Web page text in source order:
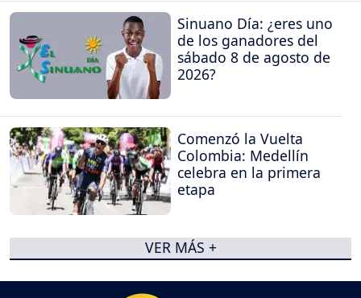
Sinuano Día: ¿eres uno
de los ganadores del
sábado 8 de agosto de
2026?
Comenzó la Vuelta
Colombia: Medellín
celebra en la primera
etapa
VER MÁS +